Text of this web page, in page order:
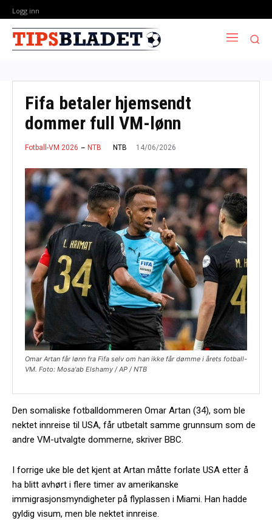
Logg inn
Fifa betaler hjemsendt
dommer full VM-lønn
Fotball-VM 2026 NTB NTB 14/06/2026
Omar Artan får lønn fra Fifa selv om han ikke får dømme i årets fotball-
VM. Foto: Mosa'ab Elshamy / AP / NTB
Den somaliske fotballdommeren Omar Artan (34), som ble
nektet innreise til USA, får utbetalt samme grunnsum som de
andre VM-utvalgte dommerne, skriver BBC.
I forrige uke ble det kjent at Artan måtte forlate USA etter å
ha blitt avhørt i flere timer av amerikanske
immigrasjonsmyndigheter på flyplassen i Miami. Han hadde
gyldig visum, men ble nektet innreise.